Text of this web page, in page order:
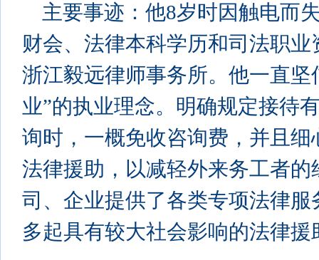
主要事迹：他8岁时因触电而
财会、法律本科学历和司法职
浙江毅远律师事务所。他一直
业”的执业理念。明确规定接待
询时，一概免收咨询费，并且
法律援助，以减轻外来务工者
司、企业提供了各类专项法律
多起具有较大社会影响的法律